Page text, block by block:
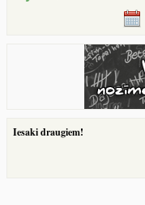
Iesaki draugiem!